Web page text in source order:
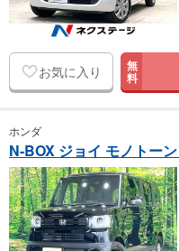
お気に入り 無
料
ホンダ
N-BOX ジョイ モノトーン